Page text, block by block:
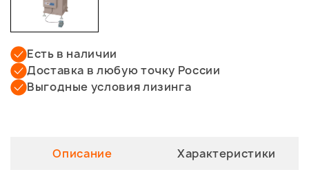
Есть в наличии
Доставка в любую точку России
Выгодные условия лизинга
Описание Характеристики